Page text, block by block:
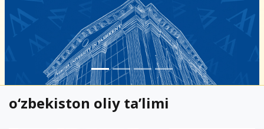
o‘zbekiston oliy ta’limi